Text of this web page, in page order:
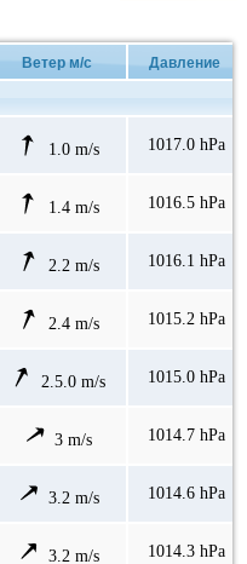
Ветер м/с Давление
1.0 m/s 1017.0 hPa
1.4 m/s 1016.5 hPa
2.2 m/s 1016.1 hPa
2.4 m/s 1015.2 hPa
2.5.0 m/s 1015.0 hPa
3 m/s 1014.7 hPa
3.2 m/s 1014.6 hPa
3.2 m/s 1014.3 hPa